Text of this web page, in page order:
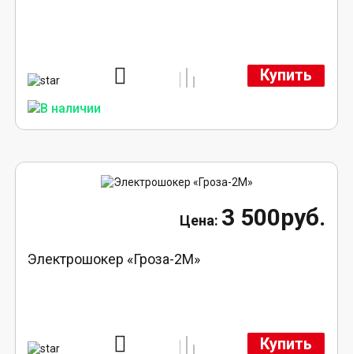
Купить
3 500руб.
Электрошокер «Гроза-2М»
Купить